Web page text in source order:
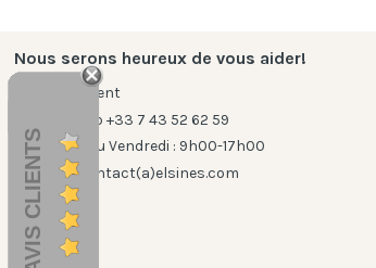
Nous serons heureux de vous aider!
Service client
WhatsApp +33 7 43 52 62 59
Du lundi au Vendredi : 9h00-17h00
E-mail: contact(a)elsines.com
AVIS CLIENTS